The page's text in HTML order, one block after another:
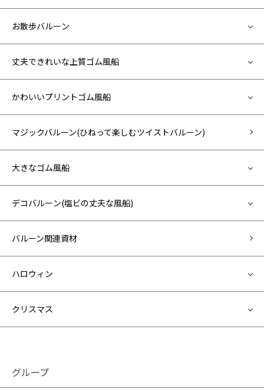
お散歩バルーン
丈夫できれいな上質ゴム風船
かわいいプリントゴム風船
マジックバルーン(ひねって楽しむツイストバルーン)
大きなゴム風船
デコバルーン(塩ビの丈夫な風船)
バルーン関連資材
ハロウィン
クリスマス
グループ